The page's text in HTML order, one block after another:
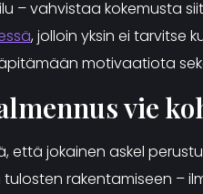
– vahvistaa kokemusta
, jolloin yksin ei tarvitse
motivaatiota
vie
että jokainen askel
rakentamiseen –